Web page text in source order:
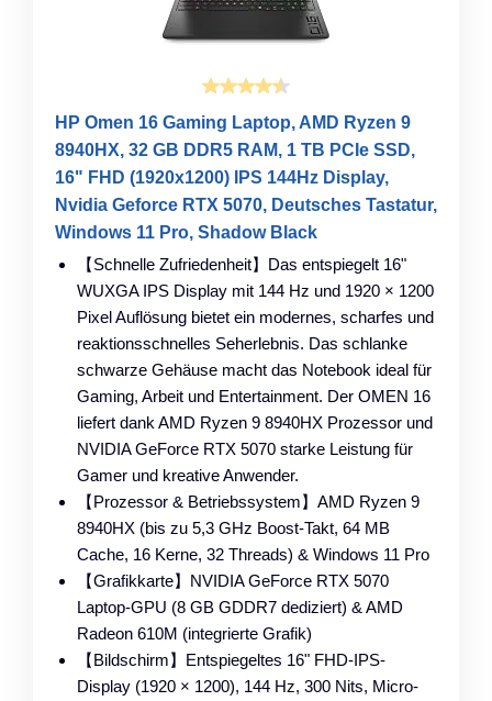
HP Omen 16 Gaming Laptop, AMD Ryzen 9
8940HX, 32 GB DDR5 RAM, 1 TB PCIe SSD,
16" FHD (1920x1200) IPS 144Hz Display,
Nvidia Geforce RTX 5070, Deutsches Tastatur,
Windows 11 Pro, Shadow Black
【Schnelle Zufriedenheit】Das entspiegelt 16"
WUXGA IPS Display mit 144 Hz und 1920 × 1200
Pixel Auflösung bietet ein modernes, scharfes und
reaktionsschnelles Seherlebnis. Das schlanke
schwarze Gehäuse macht das Notebook ideal für
Gaming, Arbeit und Entertainment. Der OMEN 16
liefert dank AMD Ryzen 9 8940HX Prozessor und
NVIDIA GeForce RTX 5070 starke Leistung für
Gamer und kreative Anwender.
【Prozessor & Betriebssystem】AMD Ryzen 9
8940HX (bis zu 5,3 GHz Boost-Takt, 64 MB
Cache, 16 Kerne, 32 Threads) & Windows 11 Pro
【Grafikkarte】NVIDIA GeForce RTX 5070
Laptop-GPU (8 GB GDDR7 dediziert) & AMD
Radeon 610M (integrierte Grafik)
【Bildschirm】Entspiegeltes 16" FHD-IPS-
Display (1920 × 1200), 144 Hz, 300 Nits, Micro-